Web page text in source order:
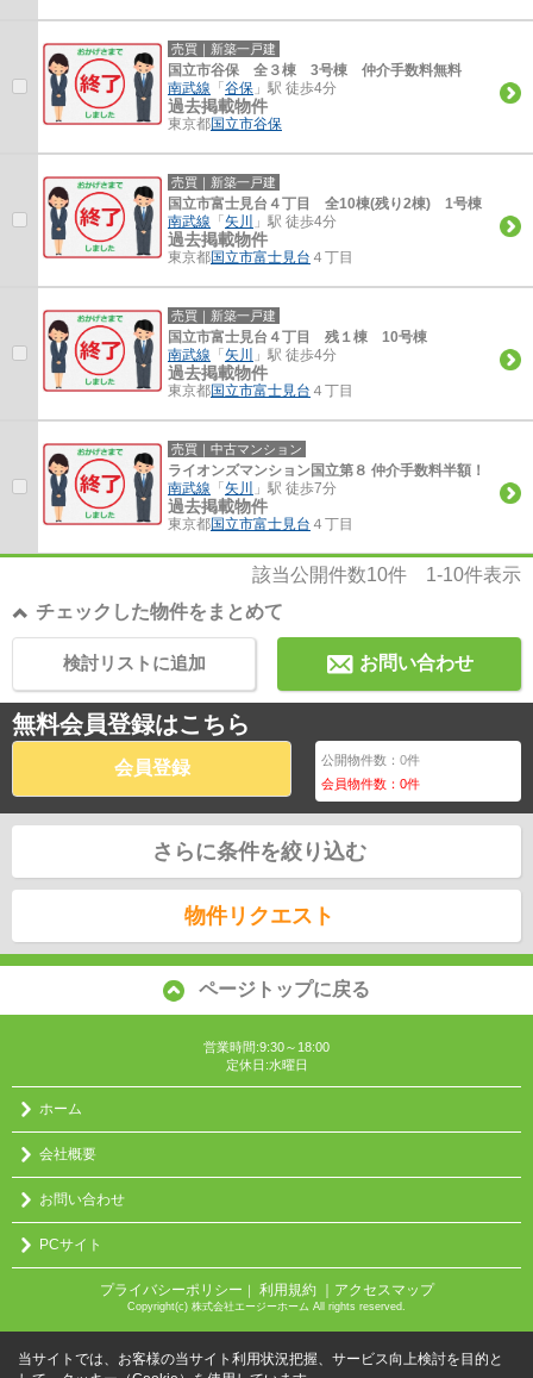
売買｜新築一戸建
国立市谷保 全３棟 3号棟 仲介手数料無料
南武線 「 谷保 」駅 徒歩4分
過去掲載物件
東京都国立市谷保
売買｜新築一戸建
国立市富士見台４丁目 全10棟(残り2棟) 1号棟
南武線 「 矢川 」駅 徒歩4分
過去掲載物件
東京都国立市富士見台 ４丁目
売買｜新築一戸建
国立市富士見台４丁目 残１棟 10号棟
南武線 「 矢川 」駅 徒歩4分
過去掲載物件
東京都国立市富士見台 ４丁目
売買｜中古マンション
ライオンズマンション国立第８ 仲介手数料半額！
南武線 「 矢川 」駅 徒歩7分
過去掲載物件
東京都国立市富士見台 ４丁目
該当公開件数10件 1-10件表示
チェックした物件をまとめて
お問い合わせ
検討リストに追加
無料会員登録はこちら
会員登録 公開物件数：0件
会員物件数：0件
さらに条件を絞り込む
物件リクエスト
ページトップに戻る
営業時間:9:30～18:00
定休日:水曜日
ホーム
会社概要
お問い合わせ
PCサイト
プライバシーポリシー ｜ 利用規約 ｜アクセスマップ
Copyright(c) 株式会社エージーホーム All rights reserved.
当サイトでは、お客様の当サイト利用状況把握、サービス向上検討を目的と